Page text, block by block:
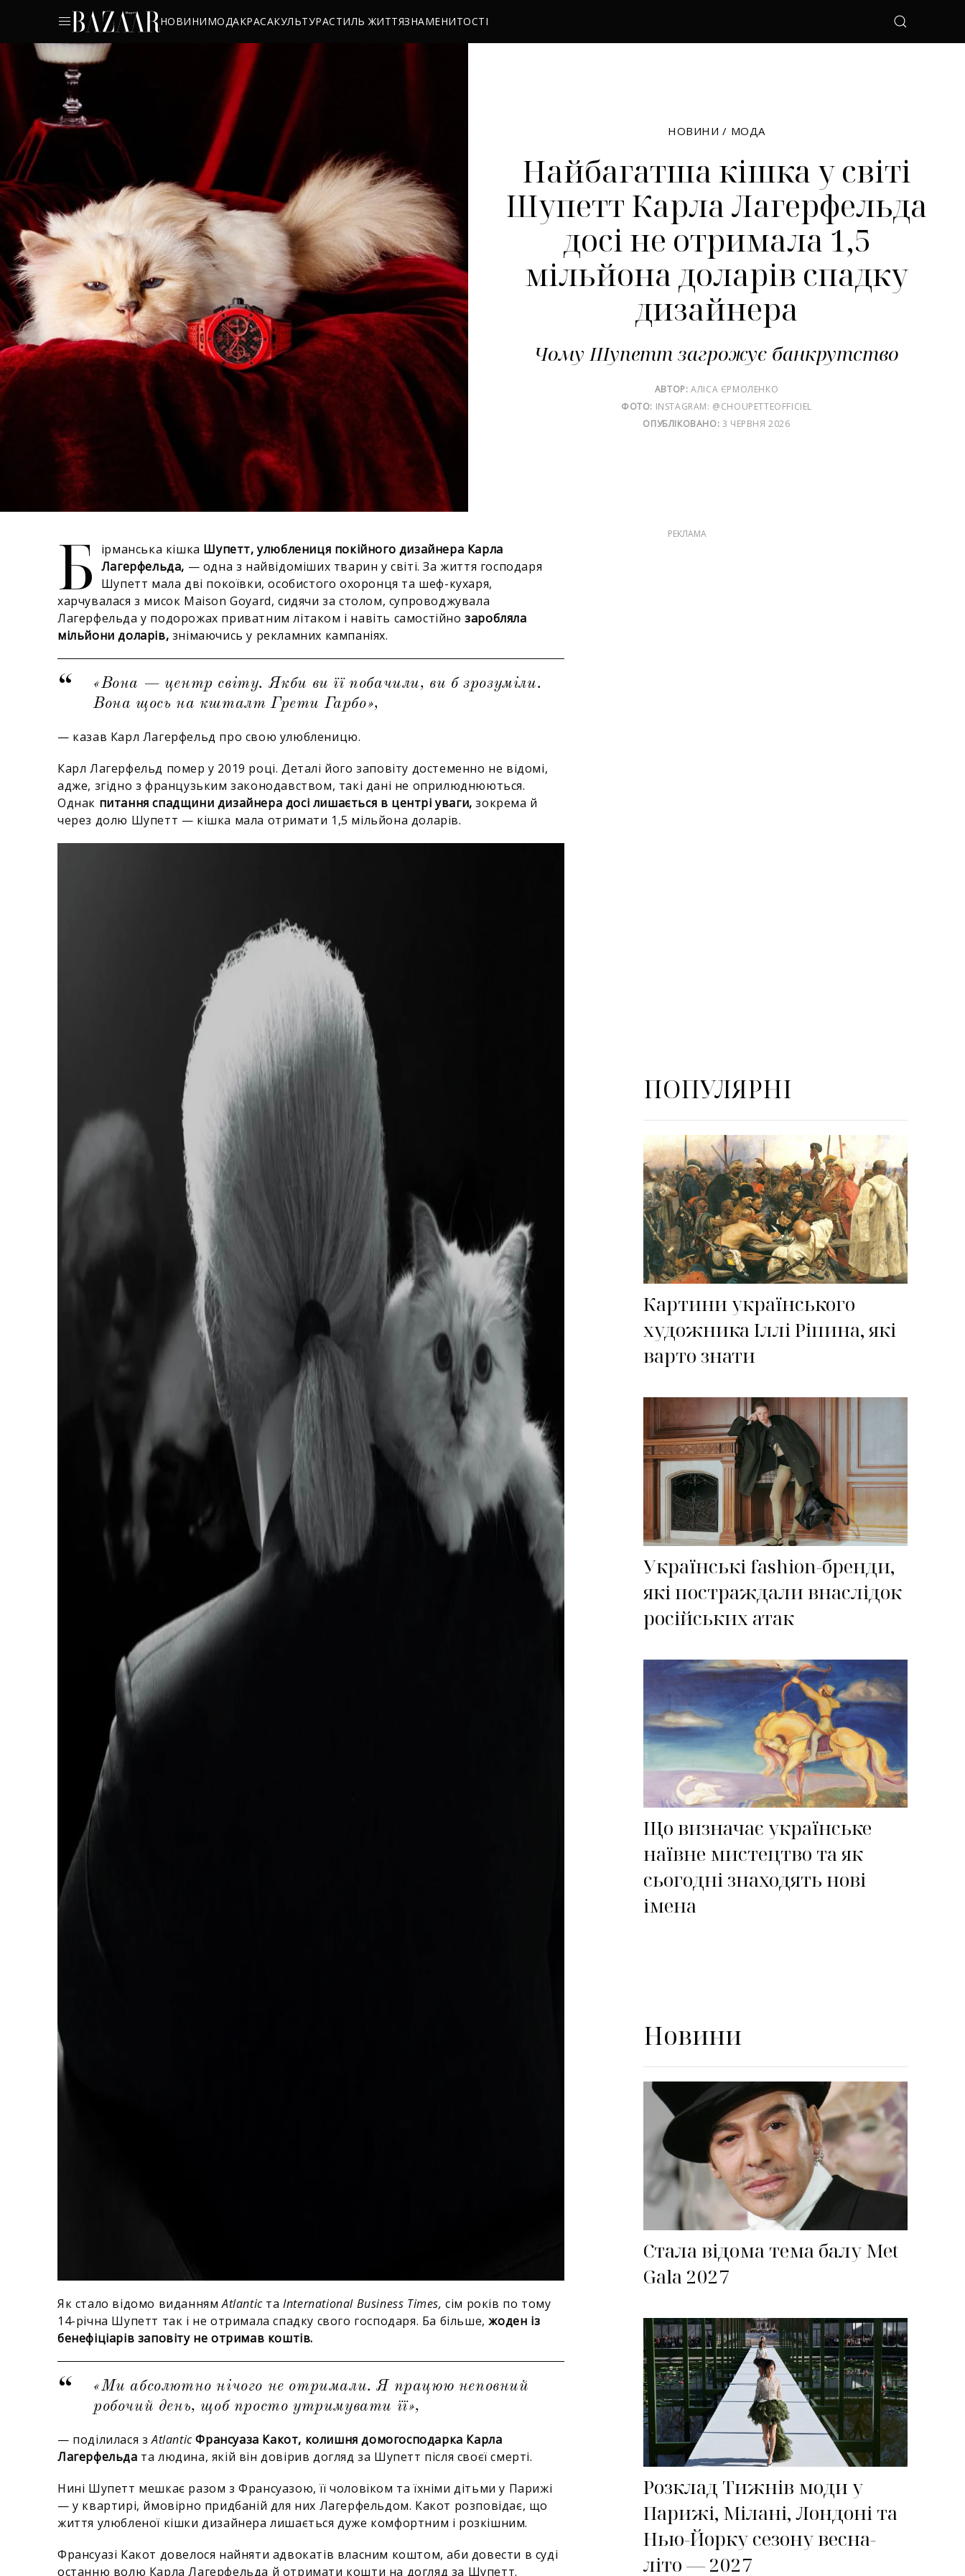
НОВИНИМОДАКРАСАКУЛЬТУРАСТИЛЬ ЖИТТЯЗНАМЕНИТОСТІ
НОВИНИ / МОДА
Найбагатша кішка у світі
Шупетт Карла Лагерфельда
досі не отримала 1,5
мільйона доларів спадку
дизайнера
Чому Шупетт загрожує банкрутство
АВТОР: АЛІСА ЄРМОЛЕНКО
ФОТО: INSTAGRAM: @CHOUPETTEOFFICIEL
ОПУБЛІКОВАНО: 3 ЧЕРВНЯ 2026
Б ірманська кішка Шупетт, улюблениця покійного дизайнера Карла
Лагерфельда, — одна з найвідоміших тварин у світі. За життя господаря
Шупетт мала дві покоївки, особистого охоронця та шеф-кухаря,
харчувалася з мисок Maison Goyard, сидячи за столом, супроводжувала
Лагерфельда у подорожах приватним літаком і навіть самостійнозаробляла
мільйони доларів, знімаючись у рекламних кампаніях.
«Вона — центр світу. Якби ви її побачили, ви б зрозуміли.
Вона щось на кшталт Грети Гарбо»,
— казав Карл Лагерфельд про свою улюбленицю.
Карл Лагерфельд помер у 2019 році. Деталі його заповіту достеменно не відомі,
адже, згідно з французьким законодавством, такі дані не оприлюднюються.
Однак питання спадщини дизайнера досі лишається в центрі уваги, зокрема й
через долю Шупетт — кішка мала отримати 1,5 мільйона доларів.
Як стало відомо виданнямAtlanticтаInternational Business Times, сім років по тому
14-річна Шупетт так і не отримала спадку свого господаря. Ба більше,жоден із
бенефіціарів заповіту не отримав коштів.
«Ми абсолютно нічого не отримали. Я працюю неповний
робочий день, щоб просто утримувати її»,
— поділилася зAtlantic Франсуаза Какот, колишня домогосподарка Карла
Лагерфельда та людина, якій він довірив догляд за Шупетт після своєї смерті.
Нині Шупетт мешкає разом з Франсуазою, її чоловіком та їхніми дітьми у Парижі
— у квартирі, ймовірно придбаній для них Лагерфельдом. Какот розповідає, що
життя улюбленої кішки дизайнера лишається дуже комфортним і розкішним.
Франсуазі Какот довелося найняти адвокатів власним коштом, аби довести в суді
останню волю Карла Лагерфельда й отримати кошти на догляд за Шупетт.
ПОПУЛЯРНІ
Картини українського
художника Іллі Ріпина, які
варто знати
Українські fashion-бренди,
які постраждали внаслідок
російських атак
Що визначає українське
наївне мистецтво та як
сьогодні знаходять нові
імена
Новини
Стала відома тема балу Met
Gala 2027
Розклад Тижнів моди у
Парижі, Мілані, Лондоні та
Нью-Йорку сезону весна-
літо — 2027